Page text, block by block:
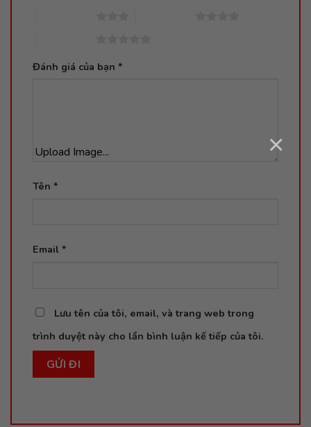
Upload Image... ×
Đánh giá của bạn *
Tên *
Email *
Lưu tên của tôi, email, và trang web trong
trình duyệt này cho lần bình luận kế tiếp của tôi.